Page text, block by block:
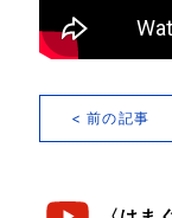
< 前の記事